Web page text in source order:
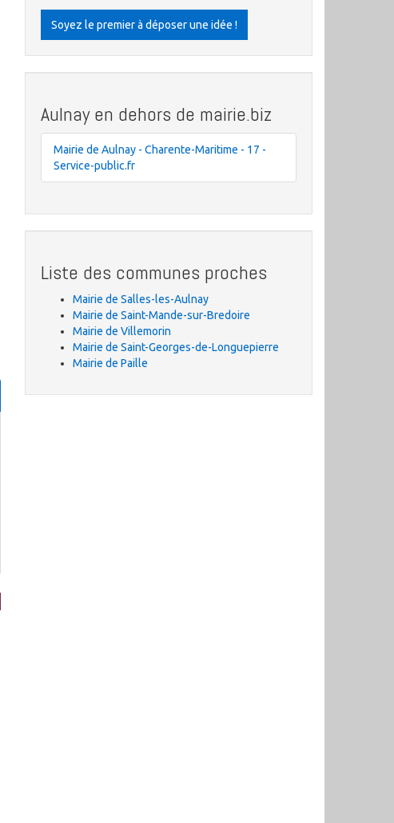
Soyez le premier à déposer une idée !
Aulnay en dehors de mairie.biz
Mairie de Aulnay - Charente-Maritime - 17 -
Service-public.fr
Liste des communes proches
Mairie de Salles-les-Aulnay
Mairie de Saint-Mande-sur-Bredoire
Mairie de Villemorin
Mairie de Saint-Georges-de-Longuepierre
Mairie de Paille